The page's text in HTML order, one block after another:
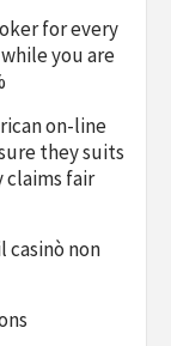
for every
you are
on-line
they suits
claims fair
casinò non